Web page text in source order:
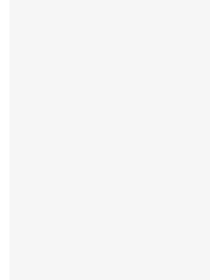
НОВОСТИ ГБОУ СОШ №